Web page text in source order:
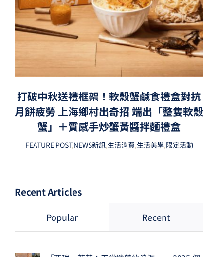
打破中秋送禮框架！軟殼蟹鹹食禮盒對抗
月餅疲勞 上海鄉村出奇招 端出「整隻軟殼
蟹」＋質感手炒蟹黃醬拌麵禮盒
FEATURE POST,NEWS新訊,生活消費,生活美學,限定活動
Recent Articles
Popular Recent